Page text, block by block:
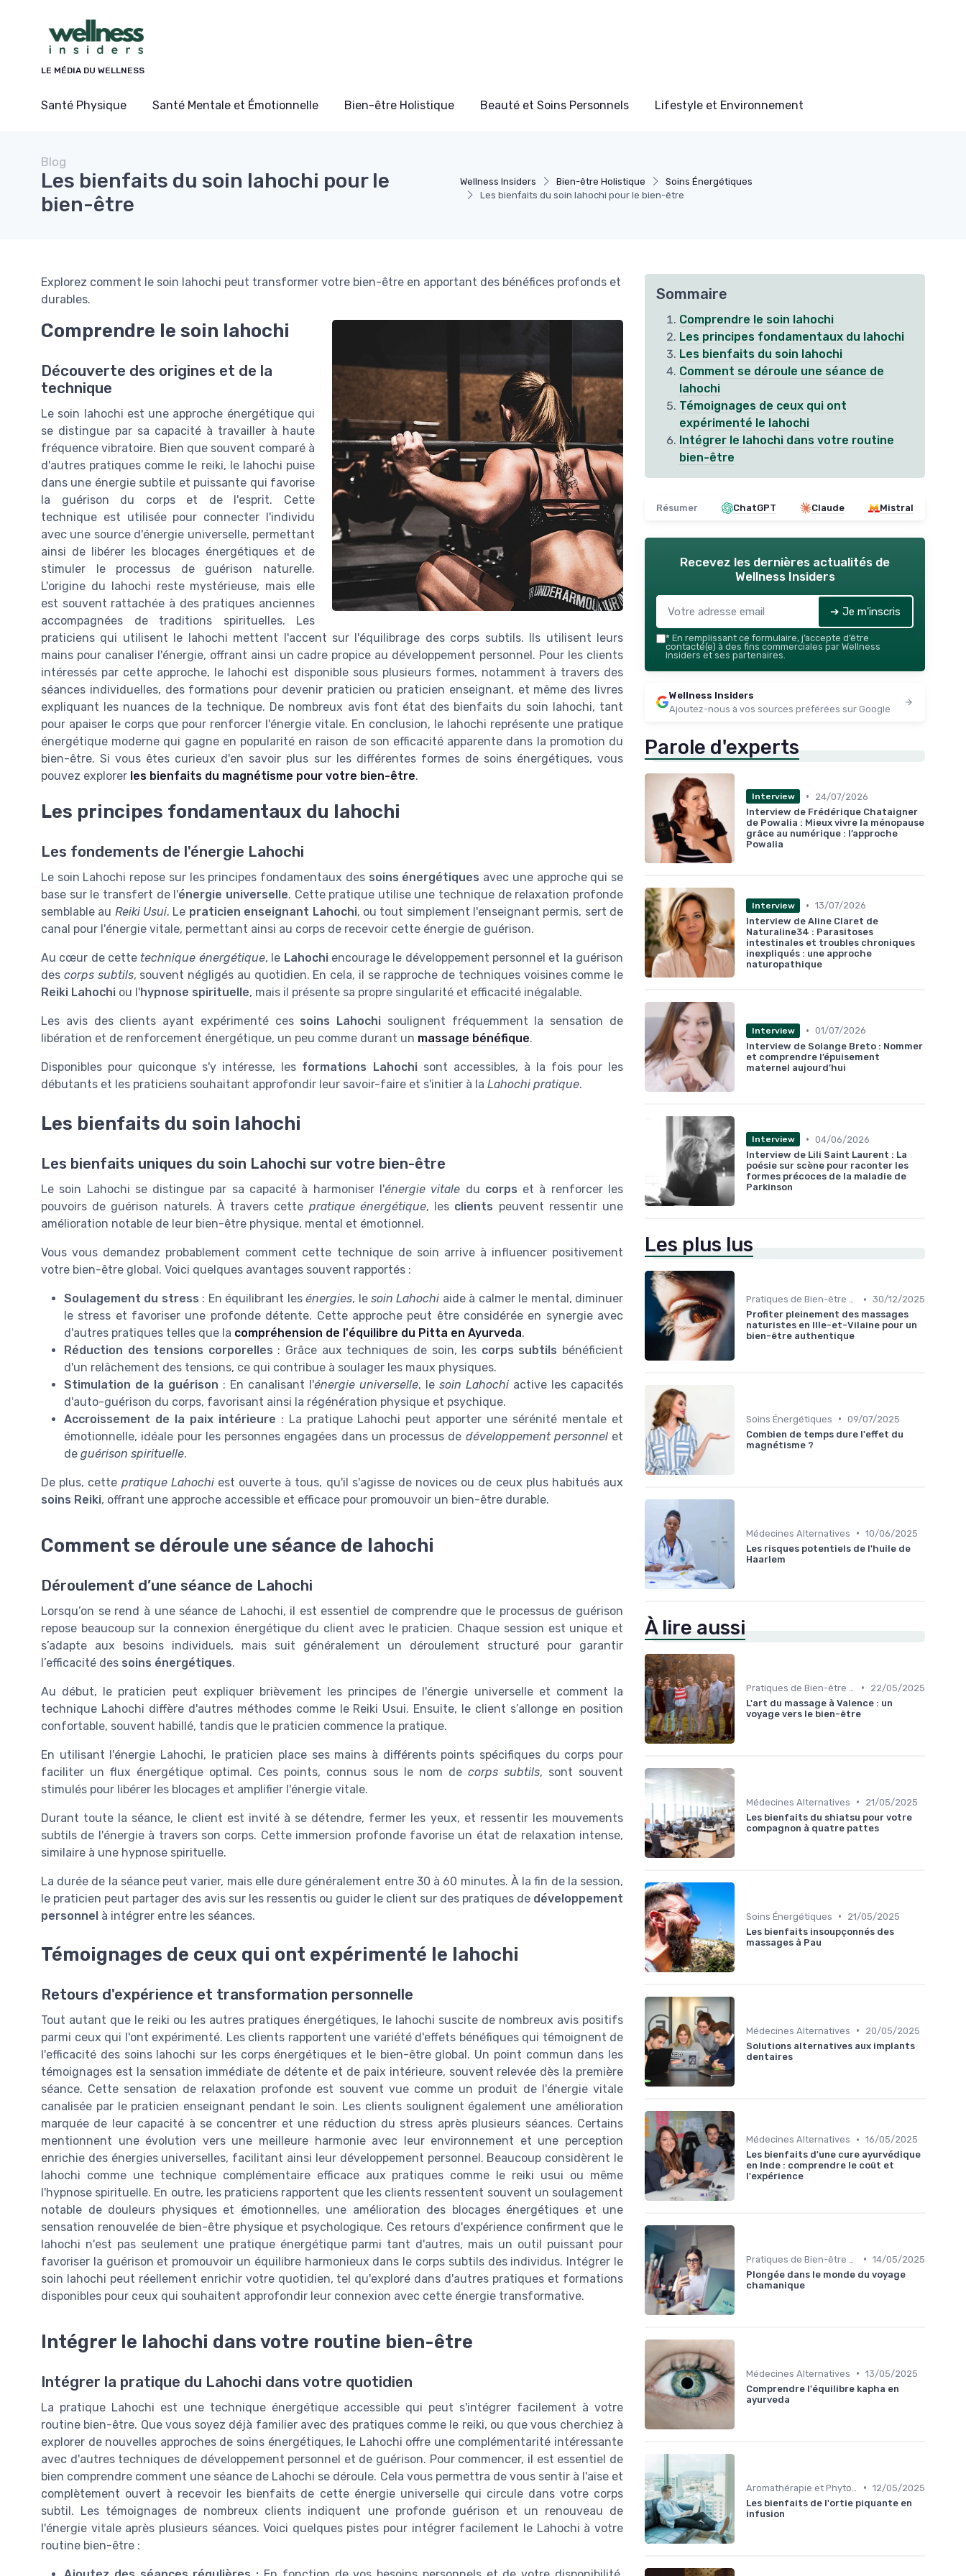
LE MÉDIA DU WELLNESS
Santé Physique Santé Mentale et Émotionnelle Bien-être Holistique Beauté et Soins Personnels Lifestyle et Environnement
Wellness Insiders Bien-être Holistique
Soins Énergétiques
Les bienfaits du soin lahochi pour le bien-être
Blog
Les bienfaits du soin lahochi pour le
bien-être
Explorez comment le soin lahochi peut transformer votre bien-être en apportant des bénéfices profonds et
durables.
Comprendre le soin lahochi
Découverte des origines et de la
technique
Le soin lahochi est une approche énergétique qui
se distingue par sa capacité à travailler à haute
fréquence vibratoire. Bien que souvent comparé à
d'autres pratiques comme le reiki, le lahochi puise
dans une énergie subtile et puissante qui favorise
la guérison du corps et de l'esprit. Cette
technique est utilisée pour connecter l'individu
avec une source d'énergie universelle, permettant
ainsi de libérer les blocages énergétiques et de
stimuler le processus de guérison naturelle.
L'origine du lahochi reste mystérieuse, mais elle
est souvent rattachée à des pratiques anciennes
accompagnées de traditions spirituelles. Les
praticiens qui utilisent le lahochi mettent l'accent sur l'équilibrage des corps subtils. Ils utilisent leurs
mains pour canaliser l'énergie, offrant ainsi un cadre propice au développement personnel. Pour les clients
intéressés par cette approche, le lahochi est disponible sous plusieurs formes, notamment à travers des
séances individuelles, des formations pour devenir praticien ou praticien enseignant, et même des livres
expliquant les nuances de la technique. De nombreux avis font état des bienfaits du soin lahochi, tant
pour apaiser le corps que pour renforcer l'énergie vitale. En conclusion, le lahochi représente une pratique
énergétique moderne qui gagne en popularité en raison de son efficacité apparente dans la promotion du
bien-être. Si vous êtes curieux d'en savoir plus sur les différentes formes de soins énergétiques, vous
pouvez explorer les bienfaits du magnétisme pour votre bien-être.
Les principes fondamentaux du lahochi
Les fondements de l'énergie Lahochi
Le soin Lahochi repose sur les principes fondamentaux des soins énergétiques avec une approche qui se
base sur le transfert de l'énergie universelle. Cette pratique utilise une technique de relaxation profonde
semblable au Reiki Usui. Le praticien enseignant Lahochi, ou tout simplement l'enseignant permis, sert de
canal pour l'énergie vitale, permettant ainsi au corps de recevoir cette énergie de guérison.
Au cœur de cette technique énergétique, le Lahochiencourage le développement personnel et la guérison
des corps subtils, souvent négligés au quotidien. En cela, il se rapproche de techniques voisines comme le
Reiki Lahochi ou l'hypnose spirituelle, mais il présente sa propre singularité et efficacité inégalable.
Les avis des clients ayant expérimenté ces soins Lahochi soulignent fréquemment la sensation de
libération et de renforcement énergétique, un peu comme durant un massage bénéfique.
Disponibles pour quiconque s'y intéresse, les formations Lahochisont accessibles, à la fois pour les
débutants et les praticiens souhaitant approfondir leur savoir-faire et s'initier à la Lahochi pratique.
Les bienfaits du soin lahochi
Les bienfaits uniques du soin Lahochi sur votre bien-être
Le soin Lahochi se distingue par sa capacité à harmoniser l'énergie vitale du corps et à renforcer les
pouvoirs de guérison naturels. À travers cette pratique énergétique, les clients peuvent ressentir une
amélioration notable de leur bien-être physique, mental et émotionnel.
Vous vous demandez probablement comment cette technique de soin arrive à influencer positivement
votre bien-être global. Voici quelques avantages souvent rapportés :
Soulagement du stress : En équilibrant lesénergies, le soin Lahochi aide à calmer le mental, diminuer
le stress et favoriser une profonde détente. Cette approche peut être considérée en synergie avec
d'autres pratiques telles que la compréhension de l'équilibre du Pitta en Ayurveda.
Réduction des tensions corporelles : Grâce aux techniques de soin, les corps subtils bénéficient
d'un relâchement des tensions, ce qui contribue à soulager les maux physiques.
Stimulation de la guérison : En canalisant l'énergie universelle, le soin Lahochi active les capacités
d'auto-guérison du corps, favorisant ainsi la régénération physique et psychique.
Accroissement de la paix intérieure : La pratique Lahochi peut apporter une sérénité mentale et
émotionnelle, idéale pour les personnes engagées dans un processus de développement personnelet
de guérison spirituelle.
De plus, cette pratique Lahochiest ouverte à tous, qu'il s'agisse de novices ou de ceux plus habitués aux
soins Reiki, offrant une approche accessible et efficace pour promouvoir un bien-être durable.
Comment se déroule une séance de lahochi
Déroulement d’une séance de Lahochi
Lorsqu’on se rend à une séance de Lahochi, il est essentiel de comprendre que le processus de guérison
repose beaucoup sur la connexion énergétique du client avec le praticien. Chaque session est unique et
s’adapte aux besoins individuels, mais suit généralement un déroulement structuré pour garantir
l’efficacité des soins énergétiques.
Au début, le praticien peut expliquer brièvement les principes de l'énergie universelle et comment la
technique Lahochi diffère d'autres méthodes comme le Reiki Usui. Ensuite, le client s’allonge en position
confortable, souvent habillé, tandis que le praticien commence la pratique.
En utilisant l'énergie Lahochi, le praticien place ses mains à différents points spécifiques du corps pour
faciliter un flux énergétique optimal. Ces points, connus sous le nom de corps subtils, sont souvent
stimulés pour libérer les blocages et amplifier l'énergie vitale.
Durant toute la séance, le client est invité à se détendre, fermer les yeux, et ressentir les mouvements
subtils de l'énergie à travers son corps. Cette immersion profonde favorise un état de relaxation intense,
similaire à une hypnose spirituelle.
La durée de la séance peut varier, mais elle dure généralement entre 30 à 60 minutes. À la fin de la session,
le praticien peut partager des avis sur les ressentis ou guider le client sur des pratiques de développement
personnel à intégrer entre les séances.
Témoignages de ceux qui ont expérimenté le lahochi
Retours d'expérience et transformation personnelle
Tout autant que le reiki ou les autres pratiques énergétiques, le lahochi suscite de nombreux avis positifs
parmi ceux qui l'ont expérimenté. Les clients rapportent une variété d'effets bénéfiques qui témoignent de
l'efficacité des soins lahochi sur les corps énergétiques et le bien-être global. Un point commun dans les
témoignages est la sensation immédiate de détente et de paix intérieure, souvent relevée dès la première
séance. Cette sensation de relaxation profonde est souvent vue comme un produit de l'énergie vitale
canalisée par le praticien enseignant pendant le soin. Les clients soulignent également une amélioration
marquée de leur capacité à se concentrer et une réduction du stress après plusieurs séances. Certains
mentionnent une évolution vers une meilleure harmonie avec leur environnement et une perception
enrichie des énergies universelles, facilitant ainsi leur développement personnel. Beaucoup considèrent le
lahochi comme une technique complémentaire efficace aux pratiques comme le reiki usui ou même
l'hypnose spirituelle. En outre, les praticiens rapportent que les clients ressentent souvent un soulagement
notable de douleurs physiques et émotionnelles, une amélioration des blocages énergétiques et une
sensation renouvelée de bien-être physique et psychologique. Ces retours d'expérience confirment que le
lahochi n'est pas seulement une pratique énergétique parmi tant d'autres, mais un outil puissant pour
favoriser la guérison et promouvoir un équilibre harmonieux dans le corps subtils des individus. Intégrer le
soin lahochi peut réellement enrichir votre quotidien, tel qu'exploré dans d'autres pratiques et formations
disponibles pour ceux qui souhaitent approfondir leur connexion avec cette énergie transformative.
Intégrer le lahochi dans votre routine bien-être
Intégrer la pratique du Lahochi dans votre quotidien
La pratique Lahochi est une technique énergétique accessible qui peut s'intégrer facilement à votre
routine bien-être. Que vous soyez déjà familier avec des pratiques comme le reiki, ou que vous cherchiez à
explorer de nouvelles approches de soins énergétiques, le Lahochi offre une complémentarité intéressante
avec d'autres techniques de développement personnel et de guérison. Pour commencer, il est essentiel de
bien comprendre comment une séance de Lahochi se déroule. Cela vous permettra de vous sentir à l'aise et
complètement ouvert à recevoir les bienfaits de cette énergie universelle qui circule dans votre corps
subtil. Les témoignages de nombreux clients indiquent une profonde guérison et un renouveau de
l'énergie vitale après plusieurs séances. Voici quelques pistes pour intégrer facilement le Lahochi à votre
routine bien-être :
Sommaire
Comprendre le soin lahochi
Les principes fondamentaux du lahochi
Les bienfaits du soin lahochi
Comment se déroule une séance de
lahochi
Témoignages de ceux qui ont
expérimenté le lahochi
Intégrer le lahochi dans votre routine
bien-être
Résumer ChatGPT Claude Mistral
Recevez les dernières actualités de
Wellness Insiders
➔ Je m'inscris
* En remplissant ce formulaire, j’accepte d’être
contacté(e) à des fins commerciales par Wellness
Insiders et ses partenaires.
Wellness Insiders
Ajoutez-nous à vos sources préférées sur Google
Parole d'experts
Interview •
24/07/2026
Interview de Frédérique Chataigner
de Powalia : Mieux vivre la ménopause
grâce au numérique : l’approche
Powalia
Interview • 13/07/2026
Interview de Aline Claret de
Naturaline34 : Parasitoses
intestinales et troubles chroniques
inexpliqués : une approche
naturopathique
Interview • 01/07/2026
Interview de Solange Breto : Nommer
et comprendre l’épuisement
maternel aujourd’hui
Interview • 04/06/2026
Interview de Lili Saint Laurent : La
poésie sur scène pour raconter les
formes précoces de la maladie de
Parkinson
Les plus lus
Pratiques de Bien-être Anciennes • 30/12/2025
Profiter pleinement des massages
naturistes en Ille-et-Vilaine pour un
bien-être authentique
Soins Énergétiques • 09/07/2025
Combien de temps dure l'effet du
magnétisme ?
Médecines Alternatives • 10/06/2025
Les risques potentiels de l'huile de
Haarlem
À lire aussi
•
22/05/2025
L'art du massage à Valence : un
voyage vers le bien-être
Médecines Alternatives •
21/05/2025
Les bienfaits du shiatsu pour votre
compagnon à quatre pattes
Soins Énergétiques •
21/05/2025
Les bienfaits insoupçonnés des
massages à Pau
Médecines Alternatives •
20/05/2025
Solutions alternatives aux implants
dentaires
Médecines Alternatives • 16/05/2025
Les bienfaits d'une cure ayurvédique
en Inde : comprendre le coût et
l'expérience
• 14/05/2025
Plongée dans le monde du voyage
chamanique
Médecines Alternatives • 13/05/2025
Comprendre l'équilibre kapha en
ayurveda
• 12/05/2025
Les bienfaits de l'ortie piquante en
infusion